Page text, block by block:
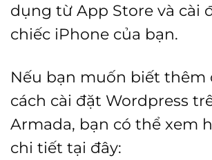
dụng từ App Store và cài
chiếc iPhone của bạn.
Nếu bạn muốn biết thêm
cách cài đặt Wordpress
Armada, bạn có thể xem
chi tiết tại đây: